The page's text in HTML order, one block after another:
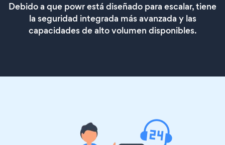
Debido a que powr está diseñado para escalar, tiene
la seguridad integrada más avanzada y las
capacidades de alto volumen disponibles.